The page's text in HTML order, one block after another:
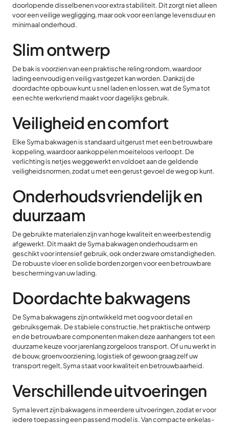
doorlopende disselbenen voor extra stabiliteit. Dit zorgt niet alleen
voor een veilige wegligging, maar ook voor een lange levensduur en
minimaal onderhoud.
Slim ontwerp
De bak is voorzien van een praktische reling rondom, waardoor
lading eenvoudig en veilig vastgezet kan worden. Dankzij de
doordachte opbouw kunt u snel laden en lossen, wat de Syma tot
een echte werkvriend maakt voor dagelijks gebruik.
Veiligheid en comfort
Elke Syma bakwagen is standaard uitgerust met een betrouwbare
koppeling, waardoor aankoppelen moeiteloos verloopt. De
verlichting is netjes weggewerkt en voldoet aan de geldende
veiligheidsnormen, zodat u met een gerust gevoel de weg op kunt.
Onderhoudsvriendelijk en
duurzaam
De gebruikte materialen zijn van hoge kwaliteit en weerbestendig
afgewerkt. Dit maakt de Syma bakwagen onderhoudsarm en
geschikt voor intensief gebruik, ook onder zware omstandigheden.
De robuuste vloer en solide borden zorgen voor een betrouwbare
bescherming van uw lading.
Doordachte bakwagens
De Syma bakwagens zijn ontwikkeld met oog voor detail en
gebruiksgemak. De stabiele constructie, het praktische ontwerp
en de betrouwbare componenten maken deze aanhangers tot een
duurzame keuze voor jarenlang zorgeloos transport. Of u nu werkt in
de bouw, groenvoorziening, logistiek of gewoon graag zelf uw
transport regelt, Syma staat voor kwaliteit en betrouwbaarheid.
Verschillende uitvoeringen
Syma levert zijn bakwagens in meerdere uitvoeringen, zodat er voor
iedere toepassing een passend model is. Van compacte enkelas-